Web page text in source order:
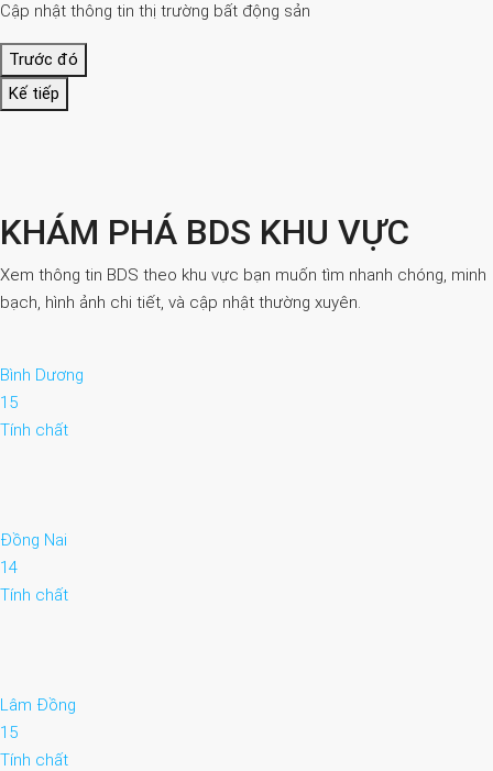
Cập nhật thông tin thị trường bất động sản
Trước đó
Kế tiếp
KHÁM PHÁ BDS KHU VỰC
Xem thông tin BDS theo khu vực bạn muốn tìm nhanh chóng, minh
bạch, hình ảnh chi tiết, và cập nhật thường xuyên.
Bình Dương
15
Tính chất
Đồng Nai
14
Tính chất
Lâm Đồng
15
Tính chất